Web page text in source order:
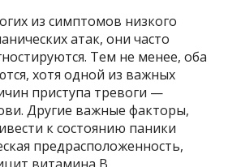
из симптомов низкого
атак, они часто
Тем не менее, оба
хотя одной из важных
приступа тревоги —
Другие важные факторы,
к состоянию паники
предрасположенность,